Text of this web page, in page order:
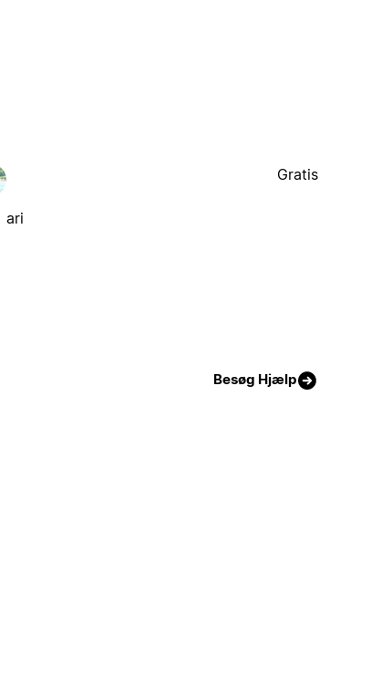
ari
Gratis
Besøg Hjælp